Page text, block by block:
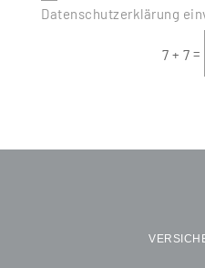
Datenschutzerklärung
7 + 7 =